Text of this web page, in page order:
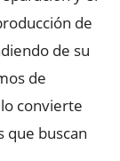
de
de su
de
convierte
que buscan